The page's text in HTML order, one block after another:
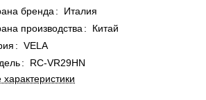
бренда :
Италия
производства :
Китай
: VELA
:
RC-VR29HN
характеристики